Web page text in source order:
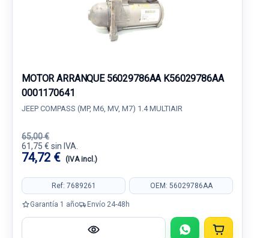
MOTOR ARRANQUE 56029786AA K56029786AA
0001170641
JEEP COMPASS (MP, M6, MV, M7) 1.4 MULTIAIR
65,00 €
61,75 € sin IVA.
74,72 € (IVA incl.)
Ref: 7689261 OEM: 56029786AA
Garantía 1 año Envío 24-48h